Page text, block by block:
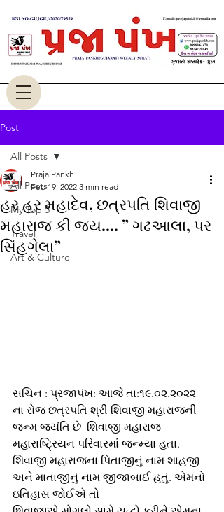
Post
All Posts
My Top 5
Travel
Art & Culture
All Posts
હર હર મહાદેવ, છત્રપતિ શિવાજી
મહારાજ કી જય.... ” ગઢઆલા, પર
સિંહગેલા”
Praja Pankh
Feb 19, 2022 3 min read
સચિન : પ્રજાપંખ: આજે તા:૧૯.૦૨.૨૦૨૨
ના રોજ છત્રપતિ શ્રી શિવાજી મહારાજની
જન્મ જયંતિ છે  શિવાજી મહારાજ
મહારાષ્ટ્રિયન પરિવારમાં જન્મ્યા હતા.
શિવાજી મહારાજના પિતાજીનું નામ શાહજી
અને માતાજીનું નામ જીજાબાઈ હતું. એમનો
ઇતિહાસ જોઈએ તો